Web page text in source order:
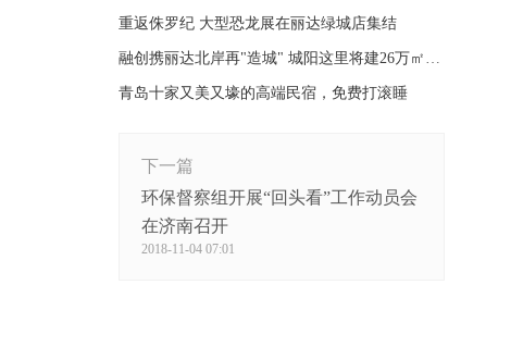
重返侏罗纪 大型恐龙展在丽达绿城店集结
融创携丽达北岸再"造城" 城阳这里将建26万㎡大型社区
青岛十家又美又壕的高端民宿，免费打滚睡
下一篇
环保督察组开展“回头看”工作动员会
在济南召开
2018-11-04 07:01